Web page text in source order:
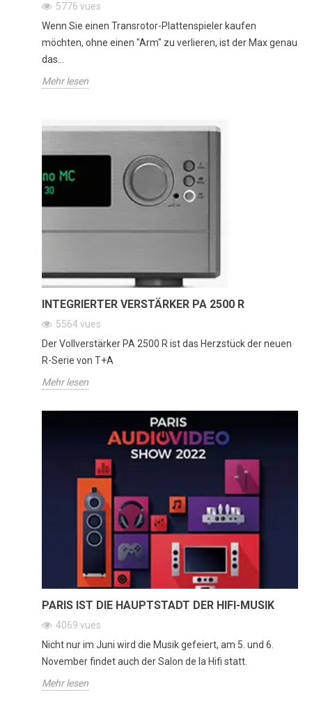
5776 vues
Wenn Sie einen Transrotor-Plattenspieler kaufen
möchten, ohne einen "Arm" zu verlieren, ist der Max genau
das...
Mehr lesen
INTEGRIERTER VERSTÄRKER PA 2500 R
5564vues
Der Vollverstärker PA 2500 R ist das Herzstück der neuen
R-Serie von T+A
Mehr lesen
PARIS IST DIE HAUPTSTADT DER HIFI-MUSIK
4069 vues
Nicht nur im Juni wird die Musik gefeiert, am 5. und 6.
November findet auch der Salon de la Hifi statt.
Mehr lesen